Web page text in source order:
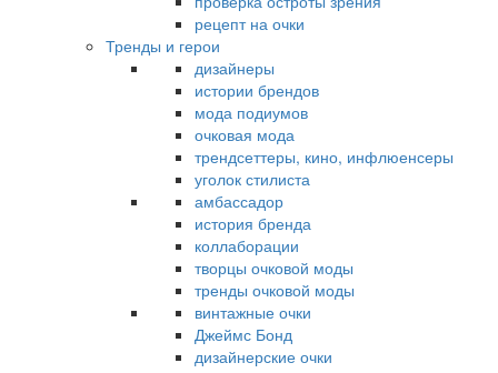
рецепт на очки
Тренды и герои
дизайнеры
истории брендов
мода подиумов
очковая мода
трендсеттеры, кино, инфлюенсеры
уголок стилиста
амбассадор
история бренда
коллаборации
творцы очковой моды
тренды очковой моды
винтажные очки
Джеймс Бонд
дизайнерские очки